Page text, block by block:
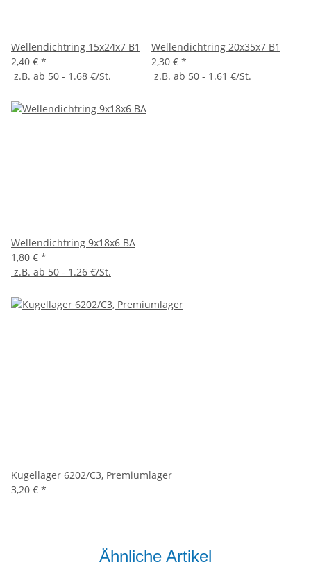
Wellendichtring 15x24x7 B1
2,40 € *
z.B. ab 50 - 1.68 €/St.
Wellendichtring 20x35x7 B1
2,30 € *
z.B. ab 50 - 1.61 €/St.
Wellendichtring 9x18x6 BA
1,80 € *
z.B. ab 50 - 1.26 €/St.
Kugellager 6202/C3, Premiumlager
3,20 € *
Ähnliche Artikel